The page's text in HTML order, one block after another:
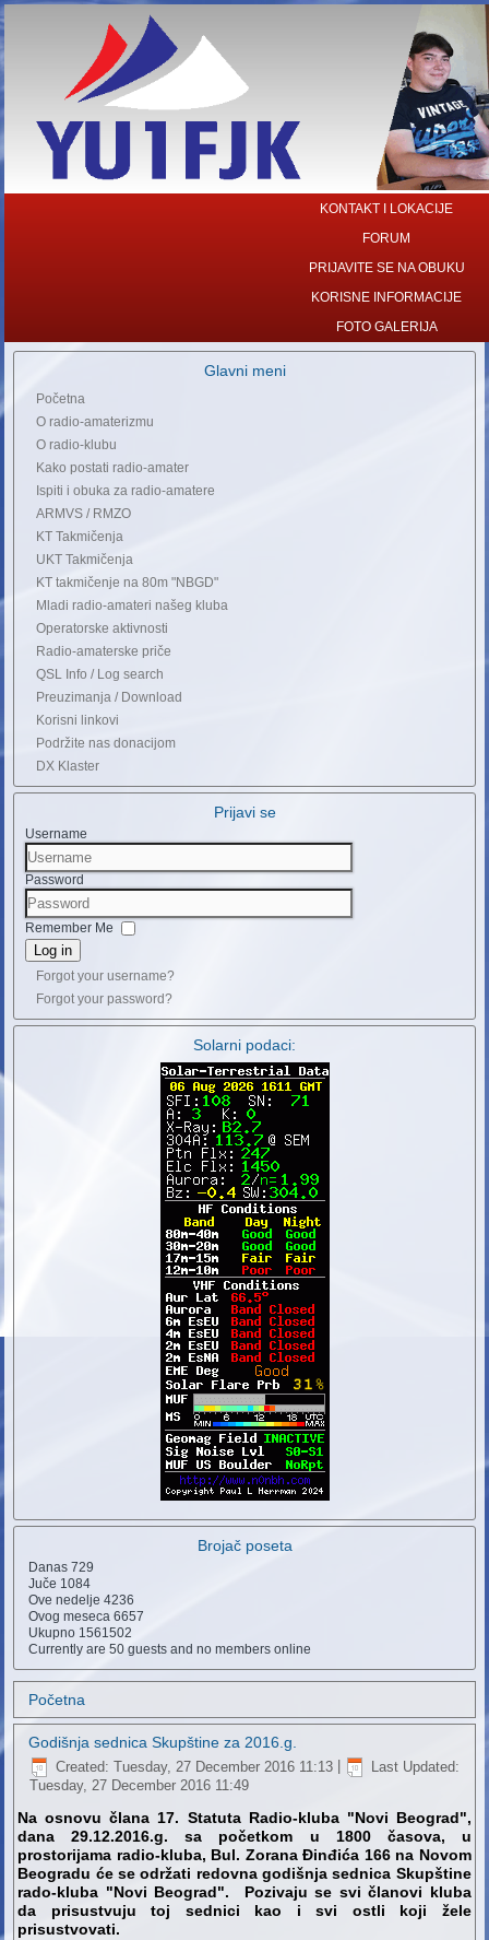
KONTAKT I LOKACIJE
FORUM
PRIJAVITE SE NA OBUKU
KORISNE INFORMACIJE
FOTO GALERIJA
Glavni meni
Početna
O radio-amaterizmu
O radio-klubu
Kako postati radio-amater
Ispiti i obuka za radio-amatere
ARMVS / RMZO
KT Takmičenja
UKT Takmičenja
KT takmičenje na 80m "NBGD"
Mladi radio-amateri našeg kluba
Operatorske aktivnosti
Radio-amaterske priče
QSL Info / Log search
Preuzimanja / Download
Korisni linkovi
Podržite nas donacijom
DX Klaster
Prijavi se
Username
Password
Remember Me
Log in
Forgot your username?
Forgot your password?
Solarni podaci:
Brojač poseta
Danas729
Juče 1084
Ove nedelje4236
Ovog meseca6657
Ukupno 1561502
Currently are 50 guests and no members online
Početna
Godišnja sednica Skupštine za 2016.g.
Created: Tuesday, 27 December 2016 11:13
Last Updated:
Tuesday, 27 December 2016 11:49
Na osnovu člana 17. Statuta Radio-kluba "Novi Beograd",
dana 29.12.2016.g. sa početkom u 1800 časova, u
prostorijama radio-kluba, Bul. Zorana Đinđića 166 na Novom
Beogradu će se održati redovna godišnja sednica Skupštine
rado-kluba "Novi Beograd". Pozivaju se svi članovi kluba
da prisustvuju toj sednici kao i svi ostli koji žele
prisustvovati.